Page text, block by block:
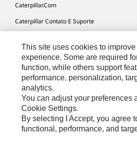
Caterpillar.com
Caterpillar Contato E Suporte
Mapa Do Local
Cookie Settings
Legal
Privacidade
This site uses cookies to improve
experience. Some are required
function, while others support
performance, personalization,
analytics.
You can adjust your preferences
Cookie Settings.
By selecting I Accept, you agree
functional, performance, and